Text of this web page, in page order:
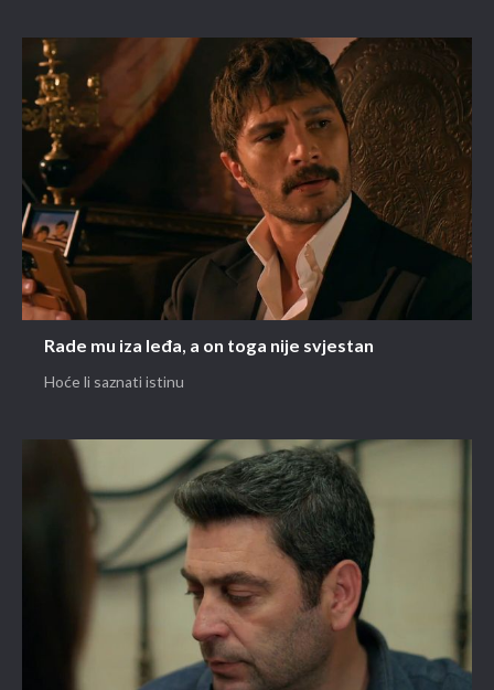
Rade mu iza leđa, a on toga nije svjestan
Hoće li saznati istinu